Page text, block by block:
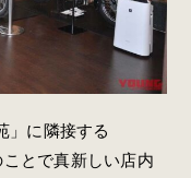
」に隣接する
とで真新しい店内